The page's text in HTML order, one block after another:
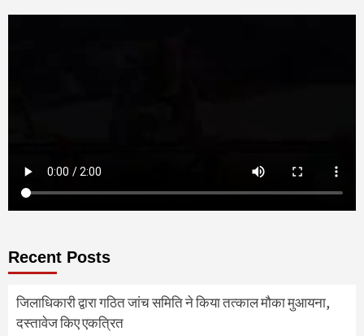
Recent Posts
जिलाधिकारी द्वारा गठित जांच समिति ने किया तत्काल मौका मुआयना,
दस्तावेज किए एकत्रित